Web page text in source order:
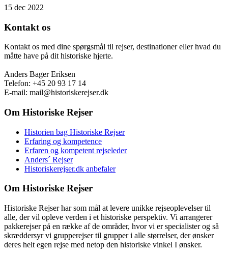
15 dec 2022
Kontakt os
Kontakt os med dine spørgsmål til rejser, destinationer eller hvad du
måtte have på dit historiske hjerte.
Anders Bager Eriksen
Telefon: +45 20 93 17 14
E-mail: mail@historiskerejser.dk
Om Historiske Rejser
Historien bag Historiske Rejser
Erfaring og kompetence
Erfaren og kompetent rejseleder
Anders´ Rejser
Historiskerejser.dk anbefaler
Om Historiske Rejser
Historiske Rejser har som mål at levere unikke rejseoplevelser til
alle, der vil opleve verden i et historiske perspektiv. Vi arrangerer
pakkerejser på en række af de områder, hvor vi er specialister og så
skræddersyr vi grupperejser til grupper i alle størrelser, der ønsker
deres helt egen rejse med netop den historiske vinkel I ønsker.